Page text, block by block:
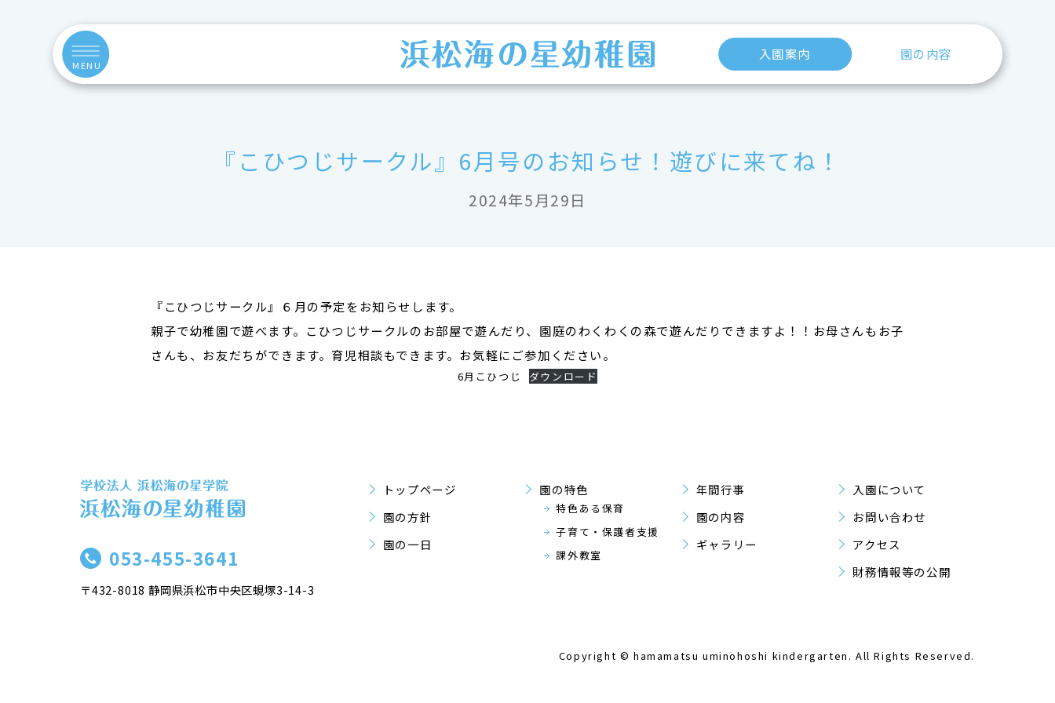
MENU
入園案内 園の内容
『こひつじサークル』6月号のお知らせ！遊びに来てね！
2024年5月29日
『こひつじサークル』６月の予定をお知らせします。
親子で幼稚園で遊べます。こひつじサークルのお部屋で遊んだり、園庭のわくわくの森で遊んだりできますよ！！お母さんもお子
さんも、お友だちができます。育児相談もできます。お気軽にご参加ください。
6月こひつじ ダウンロード
053-455-3641
〒432-8018 静岡県浜松市中央区蜆塚3-14-3
トップページ
園の方針
園の一日
園の特色
特色ある保育
子育て・保護者支援
課外教室
年間行事
園の内容
ギャラリー
入園について
お問い合わせ
アクセス
財務情報等の公開
Copyright © hamamatsu uminohoshi kindergarten. All Rights Reserved.